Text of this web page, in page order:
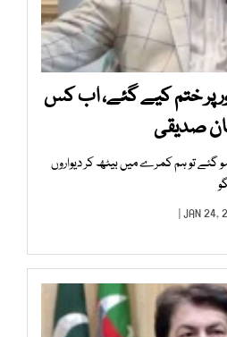
پر ختم کیے گئے، اب کس
صدیقی
تو ہم کمرے میں بیٹھ کر دیواروں